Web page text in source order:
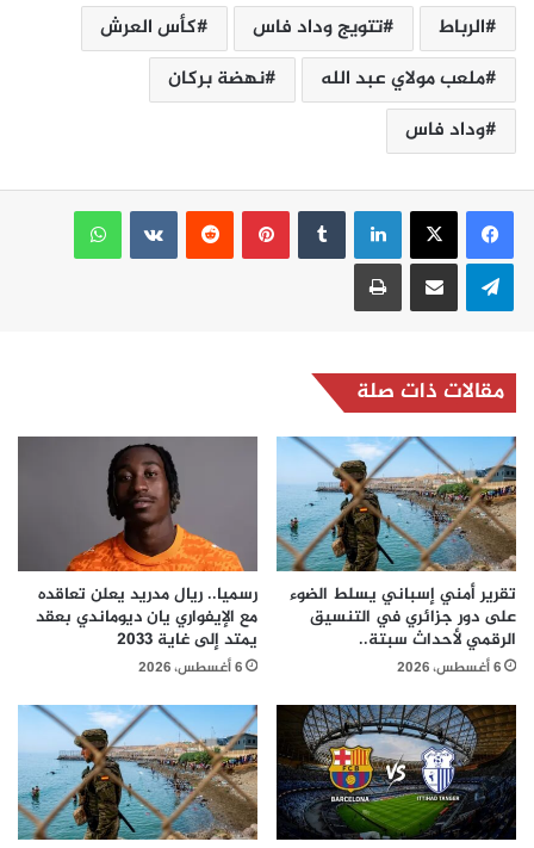
الرباط تتويج وداد فاس
كأس العرش
ملعب مولاي عبد الله
نهضة بركان
وداد فاس
لينكدإن بينتيريست
واتساب
تيلقرام مشاركة عبر البريد طباعة
مقالات ذات صلة
تقرير أمني إسباني يسلط الضوء
على دور جزائري في التنسيق
الرقمي لأحداث سبتة..
6 أغسطس، 2026
رسميا.. ريال مدريد يعلن تعاقده
مع الإيفواري يان ديوماندي بعقد
يمتد إلى غاية 2033
6 أغسطس، 2026